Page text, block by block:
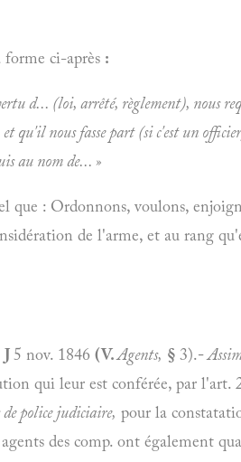
forme ci-après :
d... (loi, arrêté, règlement), nous
qu'il nous fasse part (si c'est un
au nom de... »
: Ordonnons, voulons,
de l'arme, et au rang
J5 nov. 1846 (V.Agents, § 3).-
qui leur est conférée, par l'art.
de police judiciaire, pour la
des comp. ont également